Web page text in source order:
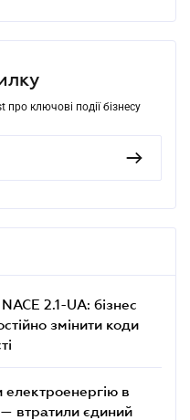
ключові події бізнесу
2.1-UA: бізнес
змінити коди
в
втратили єдиний